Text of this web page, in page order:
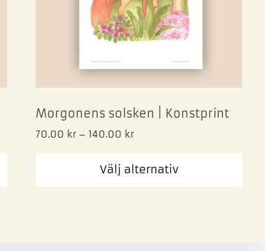
Morgonens solsken | Konstprint
70.00 kr – 140.00 kr
Välj alternativ